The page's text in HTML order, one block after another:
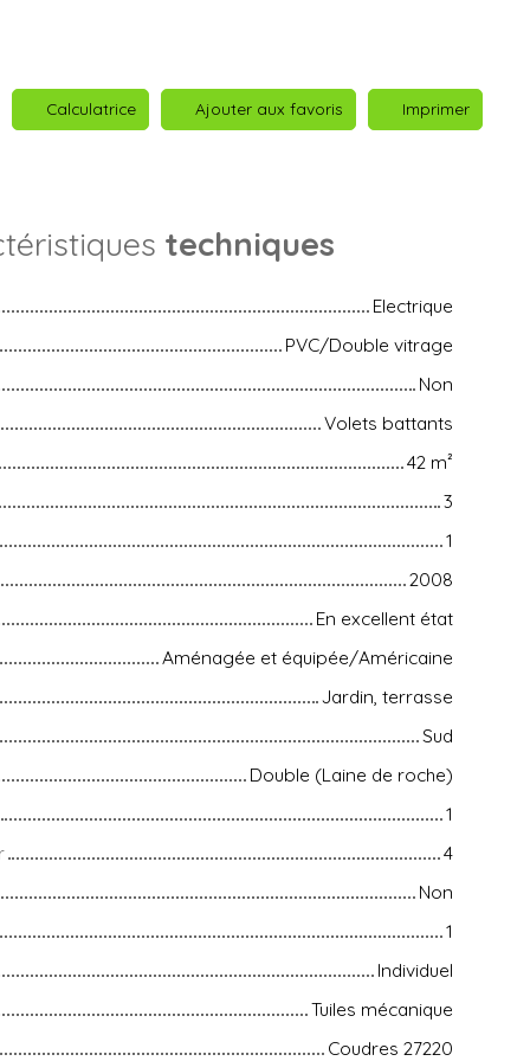
Calculatrice Ajouter aux favoris Imprimer
techniques
Electrique
PVC/Double vitrage
Non
Volets battants
42 m²
3
1
2008
En excellent état
Aménagée et équipée/Américaine
Jardin, terrasse
Sud
Double (Laine de roche)
1
4
Non
1
Individuel
Tuiles mécanique
Coudres 27220